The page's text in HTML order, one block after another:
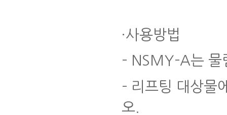
·사용방법
- NSMY-A는 물
- 리프팅 대상물
오